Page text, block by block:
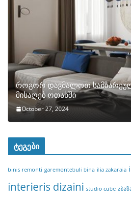
როგორ დავმალოთ
მისაღებ ოთახში
October 27, 2024
ტეგები
binis remonti garemontebuli bina ilia zakaraia
interieris dizaini studio cube